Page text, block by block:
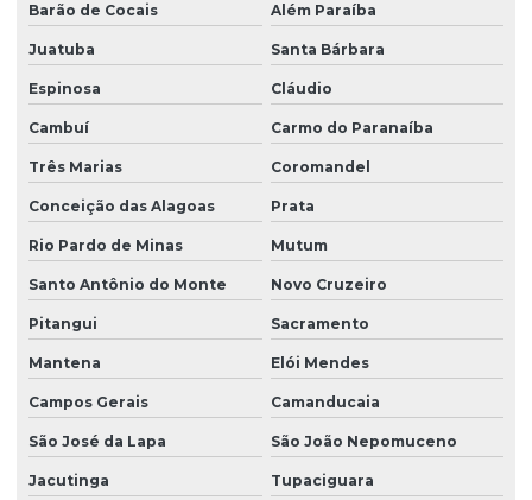
Barão de Cocais Além Paraíba
Juatuba Santa Bárbara
Espinosa Cláudio
Cambuí Carmo do Paranaíba
Três Marias Coromandel
Conceição das Alagoas Prata
Rio Pardo de Minas Mutum
Santo Antônio do Monte Novo Cruzeiro
Pitangui Sacramento
Mantena Elói Mendes
Campos Gerais Camanducaia
São José da Lapa São João Nepomuceno
Jacutinga Tupaciguara